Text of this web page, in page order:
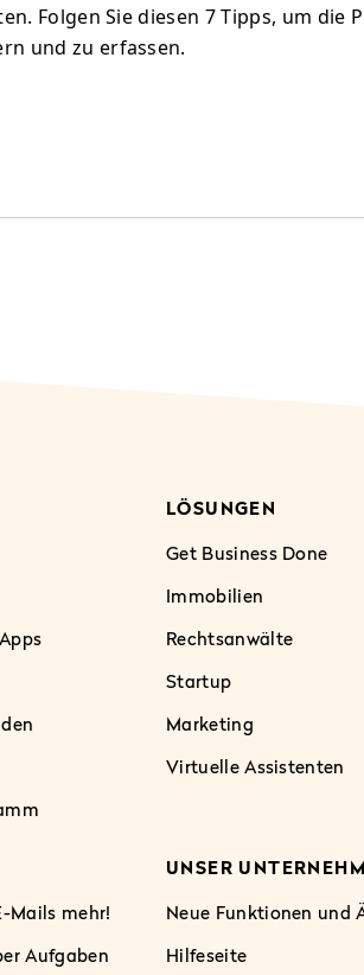
Folgen Sie diesen 7 Tipps, um die
und zu erfassen.
LÖSUNGEN
Get Business Done
Immobilien
Rechtsanwälte
Startup
Marketing
Virtuelle Assistenten
Mails mehr!
Aufgaben
UNSER
Neue Funktionen und
Hilfeseite